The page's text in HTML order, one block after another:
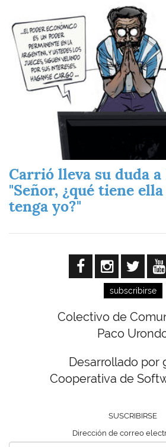
Carrió lleva su duda a
"Señor, ¿qué tiene
tenga yo?"
subscribirse
Colectivo de
Paco
Desarrollado por
Cooperativa de
SUSCRIBIRSE
Dirección de correo